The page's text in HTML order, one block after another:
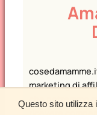
Questo sito utilizza
marketing di
che potremmo